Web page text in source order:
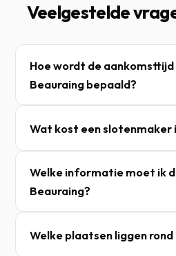
Veelgestelde
Hoe wordt de
Beauraing bepaald?
Wat kost een slotenmaker
Welke informatie moet ik
Beauraing?
Welke plaatsen liggen rond